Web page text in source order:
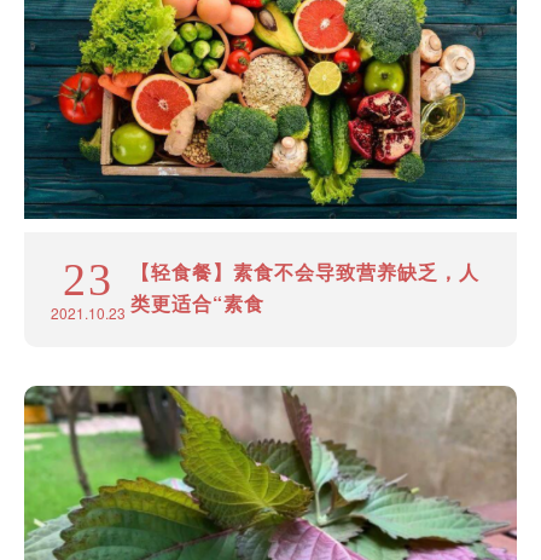
23
2021.10.23
【轻食餐】素食不会导致营养缺乏，人
类更适合“素食